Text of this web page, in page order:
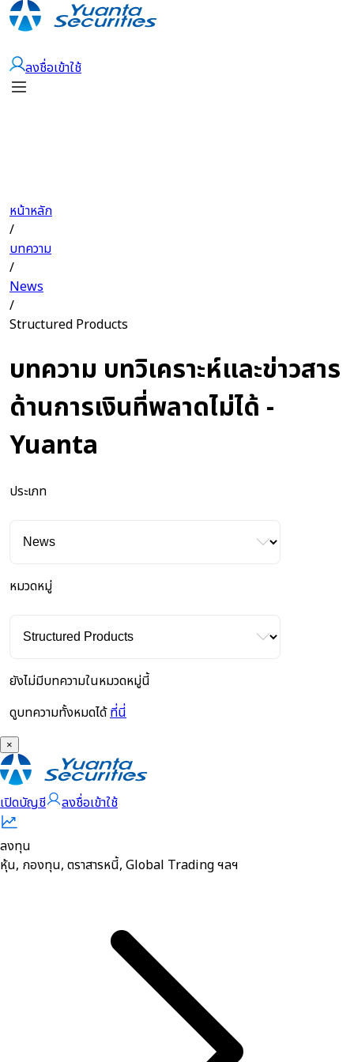
ลงชื่อเข้าใช้
หน้าหลัก
/
บทความ
/
News
/
Structured Products
บทความ บทวิเคราะห์และข่าวสาร
ด้านการเงินที่พลาดไม่ได้ -
Yuanta
ประเภท
หมวดหมู่
ยังไม่มีบทความในหมวดหมู่นี้
ดูบทความทั้งหมดได้ที่นี่
×
เปิดบัญชี ลงชื่อเข้าใช้
ลงทุน
หุ้น, กองทุน, ตราสารหนี้, Global Trading ฯลฯ